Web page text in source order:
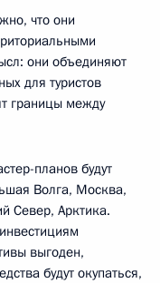
что они
они объединяют
для туристов
границы между
планов будут
Волга, Москва,
Север, Арктика.
выгоден,
будут окупаться,